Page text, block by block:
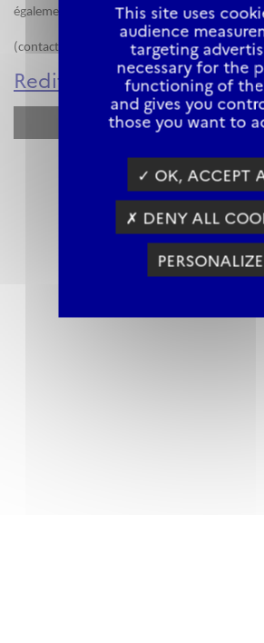
également à partager ce webinaire, ouvert à
(contact : elsa.nedelec@cnrs.fr).
Rediffusion
YouTube is disabled. ✓
This site uses
audience
targeting
necessary for the
functioning of
and gives you
those you want to
✓ OK, ACCEPT
✗ DENY ALL
PERSONALIZE